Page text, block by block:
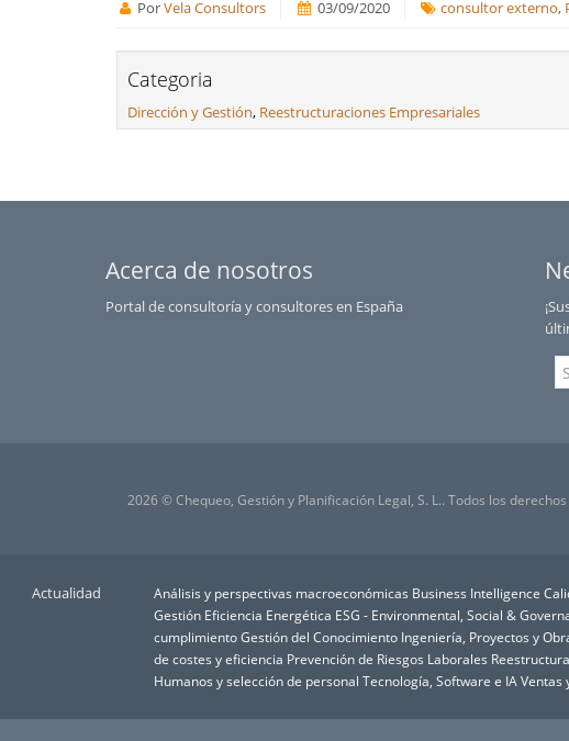
PorVela Consultors 03/09/2020 consultor externo,
Categoria
Dirección y Gestión, Reestructuraciones Empresariales
Acerca de nosotros
Portal de consultoría y consultores en España
2026 © Chequeo, Gestión y Planificación Legal, S. L.. Todos los
Actualidad Análisis y perspectivas macroeconómicas Business Intelligence
Gestión Eficiencia Energética ESG - Environmental, Social &
cumplimiento Gestión del Conocimiento Ingeniería, Proyectos y
de costes y eficiencia Prevención de Riesgos Laborales
Humanos y selección de personal Tecnología, Software e IA Ventas